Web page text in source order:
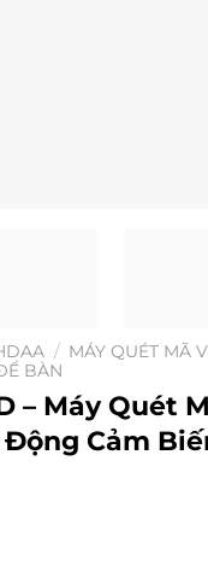
/ MÁY QUÉT MÃ
BÀN
– Máy Quét
Cảm